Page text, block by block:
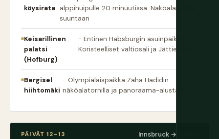
köysirata alppihuipulle 20 minuutissa. Näköalat joka
suuntaan
Keisarillinen
palatsi
(Hofburg)
- Entinen Habsburgin asuinpaikka.
Koristeelliset valtiosali ja Jättien sali
Bergisel
hiihtomäki
- Olympialaispaikka Zaha Hadidin
näköalatornilla ja panoraama-alustalla
PÄIVÄT 12–13 Innsbruck → Zürich